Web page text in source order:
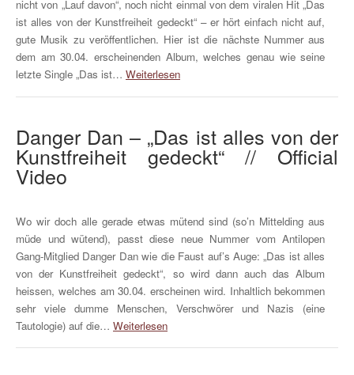
nicht von „Lauf davon“, noch nicht einmal von dem viralen Hit „Das
ist alles von der Kunstfreiheit gedeckt“ – er hört einfach nicht auf,
gute Musik zu veröffentlichen. Hier ist die nächste Nummer aus
dem am 30.04. erscheinenden Album, welches genau wie seine
letzte Single „Das ist… Weiterlesen
Danger Dan – „Das ist alles von der
Kunstfreiheit gedeckt“ // Official
Video
Wo wir doch alle gerade etwas mütend sind (so’n Mittelding aus
müde und wütend), passt diese neue Nummer vom Antilopen
Gang-Mitglied Danger Dan wie die Faust auf’s Auge: „Das ist alles
von der Kunstfreiheit gedeckt“, so wird dann auch das Album
heissen, welches am 30.04. erscheinen wird. Inhaltlich bekommen
sehr viele dumme Menschen, Verschwörer und Nazis (eine
Tautologie) auf die… Weiterlesen